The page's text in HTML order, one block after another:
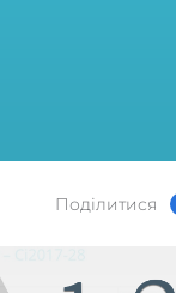
Подiлитися